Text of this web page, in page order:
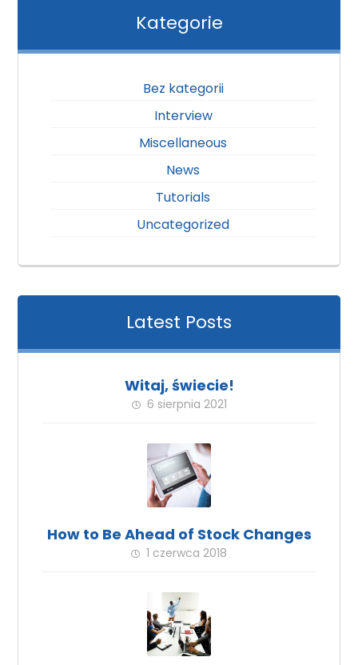
Kategorie
Bez kategorii
Interview
Miscellaneous
News
Tutorials
Uncategorized
Latest Posts
Witaj, świecie!
6 sierpnia 2021
How to Be Ahead of Stock Changes
1 czerwca 2018